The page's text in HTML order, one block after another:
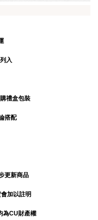
入
禮盒包裝
搭配
更新商品
加以註明
為CU財產權